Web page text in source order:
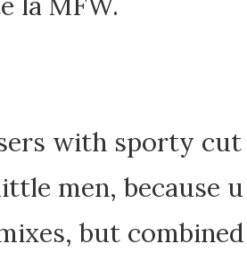
with sporty
men, because
but